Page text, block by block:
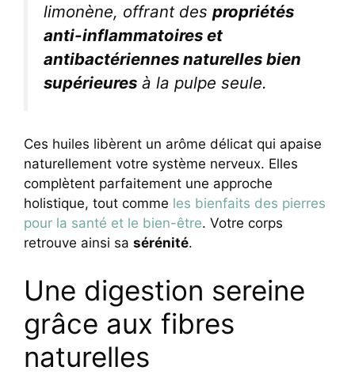
limonène, offrant des propriétés
anti-inflammatoires et
antibactériennes naturelles bien
supérieures à la pulpe seule.
Ces huiles libèrent un arôme délicat qui apaise
naturellement votre système nerveux. Elles
complètent parfaitement une approche
holistique, tout comme les bienfaits des pierres
pour la santé et le bien-être. Votre corps
retrouve ainsi sa sérénité.
Une digestion sereine
grâce aux fibres
naturelles